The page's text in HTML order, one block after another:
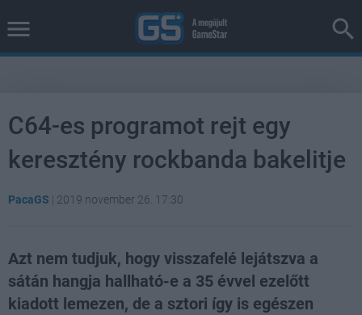
C64-es programot rejt egy
keresztény rockbanda bakelitje
PacaGS | 2019 november 26. 17:30
Azt nem tudjuk, hogy visszafelé lejátszva a
sátán hangja hallható-e a 35 évvel ezelőtt
kiadott lemezen, de a sztori így is egészen